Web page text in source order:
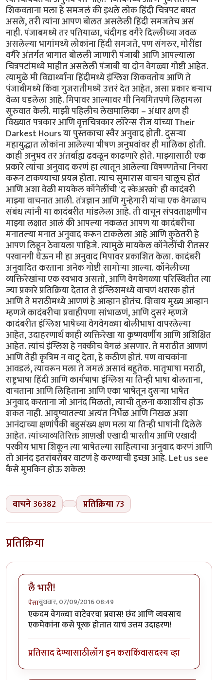
वाचने 36382 प्रतिक्रिया 73
प्रतिक्रिया
लै भारी!
पैसाबुधवार, 07/09/2016 08:49
एकदम वेगळ्या वाटेवरचा प्रवास! छंद आणि व्यवसाय
एकमेकांना कसे पूरक होतात याचं उत्तम उदाहरण!
प्रतिसाद देण्यासाठीलॉग इन कराकिंवासदस्य व्हा